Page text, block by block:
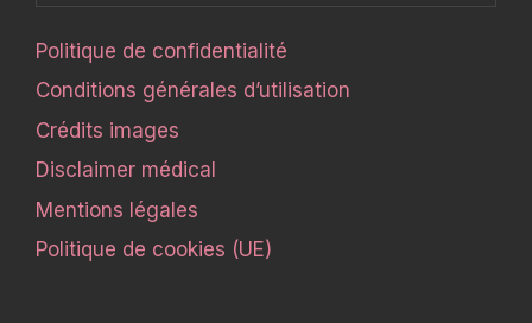
Politique de confidentialité
Conditions générales d’utilisation
Crédits images
Disclaimer médical
Mentions légales
Politique de cookies (UE)